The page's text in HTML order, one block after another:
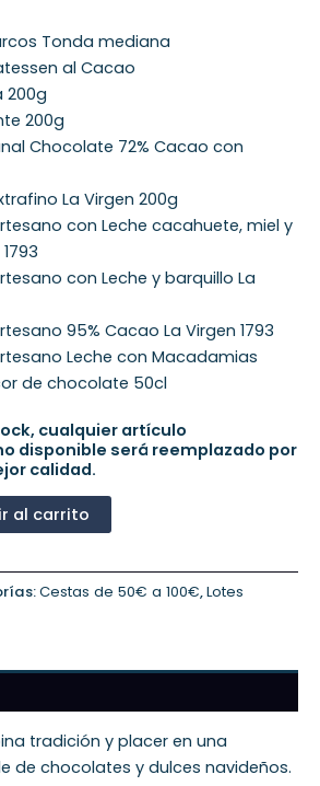
Tonda mediana
al Cacao
200g
200g
Chocolate 72% Cacao con
La Virgen 200g
con Leche cacahuete, miel y
con Leche y barquillo La
95% Cacao La Virgen 1793
Leche con Macadamias
de chocolate 50cl
cualquier artículo
disponible será reemplazado por
calidad.
al carrito
Cestas de 50€ a 100€,Lotes
tradición y placer en una
de chocolates y dulces navideños.